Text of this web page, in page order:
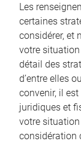
Les
certaines
considérer, et
votre
détail des
d’entre elles
convenir, il
juridiques et
votre
considération